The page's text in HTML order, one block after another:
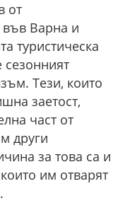
от
във Варна и
туристическа
Тези, които
заетост,
част от
други
за това са и
им отварят